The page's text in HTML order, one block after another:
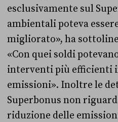
esclusivamente sul
ambientali poteva
migliorato», ha
«Con quei soldi
interventi più efficienti
emissioni». Inoltre le
Superbonus non
riduzione delle